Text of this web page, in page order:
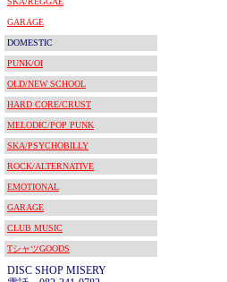
GARAGE
DOMESTIC
PUNK/OI
OLD/NEW SCHOOL
HARD CORE/CRUST
MELODIC/POP PUNK
SKA/PSYCHOBILLY
ROCK/ALTERNATIVE
EMOTIONAL
GARAGE
CLUB MUSIC
TシャツGOODS
DISC SHOP MISERY